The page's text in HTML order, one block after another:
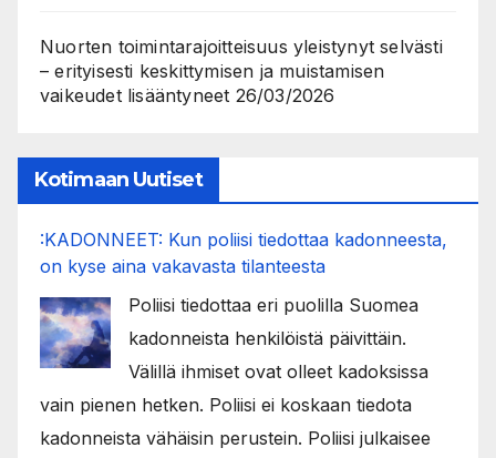
Nuorten toimintarajoitteisuus yleistynyt selvästi
– erityisesti keskittymisen ja muistamisen
vaikeudet lisääntyneet 26/03/2026
Kotimaan Uutiset
:KADONNEET: Kun poliisi tiedottaa kadonneesta,
on kyse aina vakavasta tilanteesta
Poliisi tiedottaa eri puolilla Suomea
kadonneista henkilöistä päivittäin.
Välillä ihmiset ovat olleet kadoksissa
vain pienen hetken. Poliisi ei koskaan tiedota
kadonneista vähäisin perustein. Poliisi julkaisee